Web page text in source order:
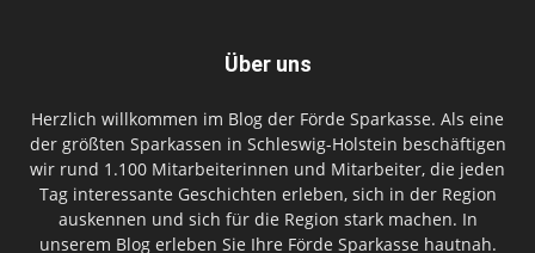
Über uns
Herzlich willkommen im Blog der Förde Sparkasse. Als eine
der größten Sparkassen in Schleswig-Holstein beschäftigen
wir rund 1.100 Mitarbeiterinnen und Mitarbeiter, die jeden
Tag interessante Geschichten erleben, sich in der Region
auskennen und sich für die Region stark machen. In
unserem Blog erleben Sie Ihre Förde Sparkasse hautnah.